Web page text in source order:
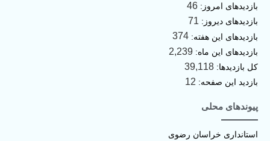
پیوندهای محلی
استانداری خراسان رضوی
بازدیدهای امروز: 46
بازدیدهای دیروز: 71
بازدیدهای این هفته: 374
بازدیدهای این ماه: 2,239
کل بازدیدها: 39,118
بازدید این صفحه: 12